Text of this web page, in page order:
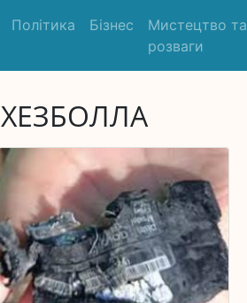
Політика Бізнес
Мистецтво та
розваги
ХЕЗБОЛЛА